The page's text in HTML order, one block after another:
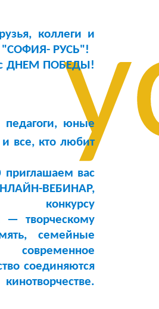
коллеги и
"СОФИЯ- РУСЬ"!
с ДНЕМ ПОБЕДЫ!
педагоги, юные
все, кто любит
вас
ВЕБИНАР,
конкурсу
творческому
семейные
соединяются